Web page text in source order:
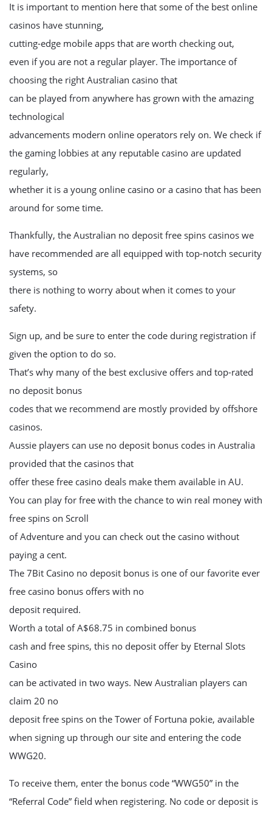
It is important to mention here that some of the best online
casinos have stunning,
cutting-edge mobile apps that are worth checking out,
even if you are not a regular player. The importance of
choosing the right Australian casino that
can be played from anywhere has grown with the amazing
technological
advancements modern online operators rely on. We check if
the gaming lobbies at any reputable casino are updated
regularly,
whether it is a young online casino or a casino that has been
around for some time.
Thankfully, the Australian no deposit free spins casinos we
have recommended are all equipped with top-notch security
systems, so
there is nothing to worry about when it comes to your
safety.
Sign up, and be sure to enter the code during registration if
given the option to do so.
That’s why many of the best exclusive offers and top-rated
no deposit bonus
codes that we recommend are mostly provided by offshore
casinos.
Aussie players can use no deposit bonus codes in Australia
provided that the casinos that
offer these free casino deals make them available in AU.
You can play for free with the chance to win real money with
free spins on Scroll
of Adventure and you can check out the casino without
paying a cent.
The 7Bit Casino no deposit bonus is one of our favorite ever
free casino bonus offers with no
deposit required.
Worth a total of A$68.75 in combined bonus
cash and free spins, this no deposit offer by Eternal Slots
Casino
can be activated in two ways. New Australian players can
claim 20 no
deposit free spins on the Tower of Fortuna pokie, available
when signing up through our site and entering the code
WWG20.
To receive them, enter the bonus code “WWG50” in the
“Referral Code” field when registering. No code or deposit is